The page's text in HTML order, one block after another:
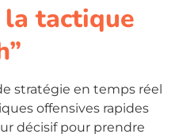
tactique
stratégie en temps réel
offensives rapides
décisif pour prendre